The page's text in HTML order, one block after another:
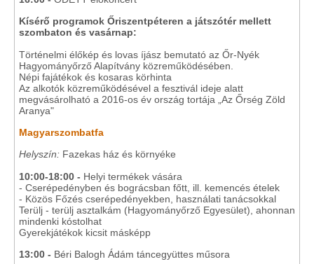
Kísérő programok Őriszentpéteren a játszótér mellett
szombaton és vasárnap:
Történelmi élőkép és lovas íjász bemutató az Őr-Nyék
Hagyományőrző Alapítvány közreműködésében.
Népi fajátékok és kosaras körhinta
Az alkotók közreműködésével a fesztivál ideje alatt
megvásárolható a 2016-os év ország tortája „Az Őrség Zöld
Aranya"
Magyarszombatfa
Helyszín: Fazekas ház és környéke
10:00-18:00 - Helyi termékek vására
- Cserépedényben és bográcsban főtt, ill. kemencés ételek
- Közös Főzés cserépedényekben, használati tanácsokkal
Terülj - terülj asztalkám (Hagyományőrző Egyesület), ahonnan
mindenki kóstolhat
Gyerekjátékok kicsit másképp
13:00 - Béri Balogh Ádám táncegyüttes műsora